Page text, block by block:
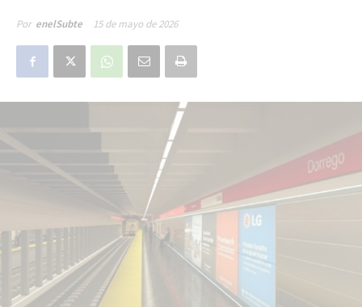
Por enelSubte 15 de mayo de 2026